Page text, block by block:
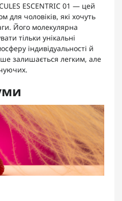
ESCENTRIC 01 — цей
для чоловіків, які хочуть
Його молекулярна
тільки унікальні
індивідуальності й
залишається легким, але